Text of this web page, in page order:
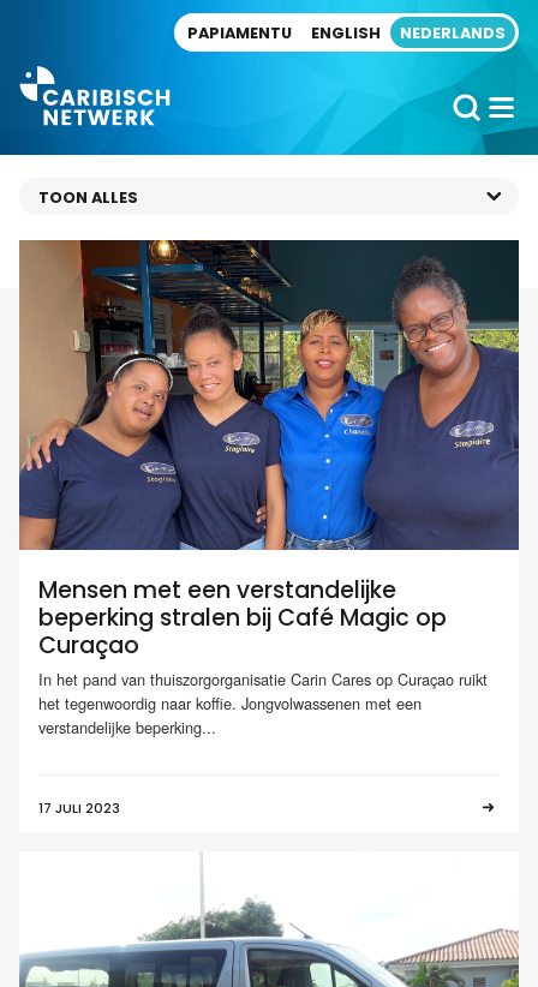
PAPIAMENTU ENGLISH NEDERLANDS
Mensen met een verstandelijke
beperking stralen bij Café Magic op
Curaçao
In het pand van thuiszorgorganisatie Carin Cares op Curaçao ruikt
het tegenwoordig naar koffie. Jongvolwassenen met een
verstandelijke beperking...
17 JULI 2023